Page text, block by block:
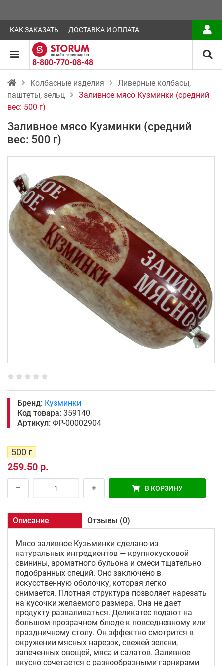
КАК ЗАКАЗАТЬ ДОСТАВКА И ОПЛАТА
8-800-770-08-48
Колбасные изделия
Ливерные колбасы,
паштеты, зельц
Заливное мясо Кузминки (средний
вес: 500 г)
Заливное мясо Кузминки (средний
вес: 500 г)
Бренд: Кузминки
Код товара: 359140
Артикул: ФР-00002904
500 г
259.50 р.
В КОРЗИНУ
Описание Отзывы (0)
Мясо заливное Кузьминки сделано из
натуральных ингредиентов — крупнокусковой
свинины, ароматного бульона и смеси тщательно
подобранных специй. Оно заключено в
искусственную оболочку, которая легко
снимается. Плотная структура позволяет нарезать
на кусочки желаемого размера. Она не дает
продукту разваливаться. Деликатес подают на
большом прозрачном блюде к повседневному или
праздничному столу. Он эффектно смотрится в
окружении мясных нарезок, свежей зелени,
запеченных овощей, мяса и салатов. Заливное
вкусно сочетается с разнообразными гарнирами